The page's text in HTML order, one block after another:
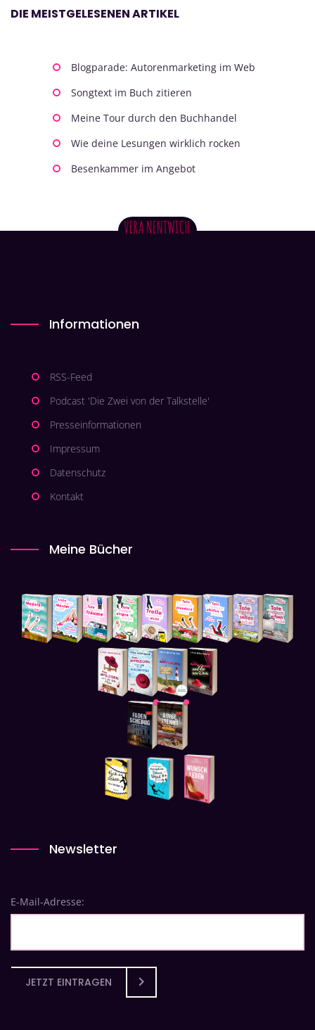
DIE MEISTGELESENEN ARTIKEL
Blogparade: Autorenmarketing im Web
Songtext im Buch zitieren
Meine Tour durch den Buchhandel
Wie deine Lesungen wirklich rocken
Besenkammer im Angebot
Informationen
RSS-Feed
Podcast 'Die Zwei von der Talkstelle'
Presseinformationen
Impressum
Datenschutz
Kontakt
Meine Bücher
Newsletter
E-Mail-Adresse:
JETZT EINTRAGEN